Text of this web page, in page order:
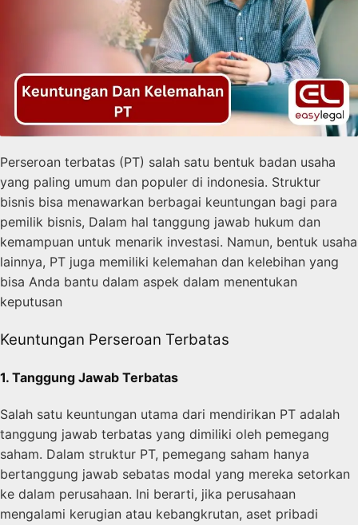
Perseroan terbatas (PT) salah satu bentuk badan usaha
yang paling umum dan populer di indonesia. Struktur
bisnis bisa menawarkan berbagai keuntungan bagi para
pemilik bisnis, Dalam hal tanggung jawab hukum dan
kemampuan untuk menarik investasi. Namun, bentuk usaha
lainnya, PT juga memiliki kelemahan dan kelebihan yang
bisa Anda bantu dalam aspek dalam menentukan
keputusan
Keuntungan Perseroan Terbatas
1. Tanggung Jawab Terbatas
Salah satu keuntungan utama dari mendirikan PT adalah
tanggung jawab terbatas yang dimiliki oleh pemegang
saham. Dalam struktur PT, pemegang saham hanya
bertanggung jawab sebatas modal yang mereka setorkan
ke dalam perusahaan. Ini berarti, jika perusahaan
mengalami kerugian atau kebangkrutan, aset pribadi